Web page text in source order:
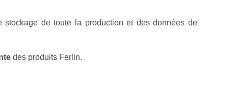
stockage de toute la production et des données de
des produits Ferlin.